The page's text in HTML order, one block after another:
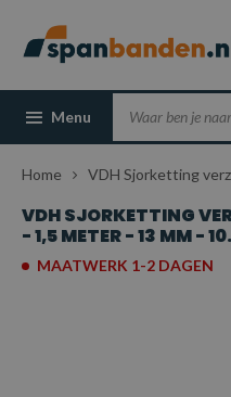
Menu
Home VDH Sjorketting verzinkt 2x
VDH SJORKETTING
- 1,5 METER - 13 MM -
MAATWERK 1-2 DAGEN